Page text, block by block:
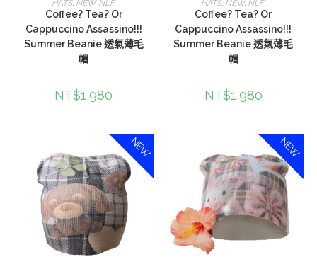
HATS, NEW, NLF
Coffee? Tea? Or
Cappuccino Assassino!!!
Summer Beanie 透氣薄毛
帽
NT$1,980
HATS,NEW,NLF
Coffee? Tea? Or
Cappuccino Assassino!!!
Summer Beanie 透氣薄毛
帽
NT$1,980
NEW NEW